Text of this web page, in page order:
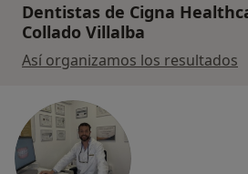
Dentistas de Cigna
Collado Villalba
Así organizamos los resultados